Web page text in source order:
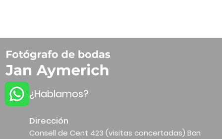
¿Hablamos?
Dirección
Consell de Cent 423 (visitas concertadas) Bcn